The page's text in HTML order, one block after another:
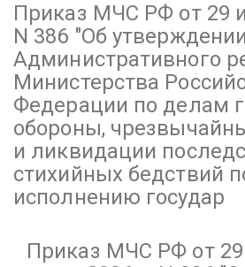
Министерства Российской Федерации
обороны, чрезвычайным ситуациям и
последствий стихийных бедствий по
Pozhproekt.ru
Приказ МЧС РФ от 29
N 386 "Об
Административного
Министерства
Федерации по делам
обороны,
и ликвидации
стихийных бедствий
исполнению государ
Приказ МЧС РФ от 29